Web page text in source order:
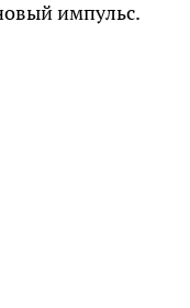
импульс.